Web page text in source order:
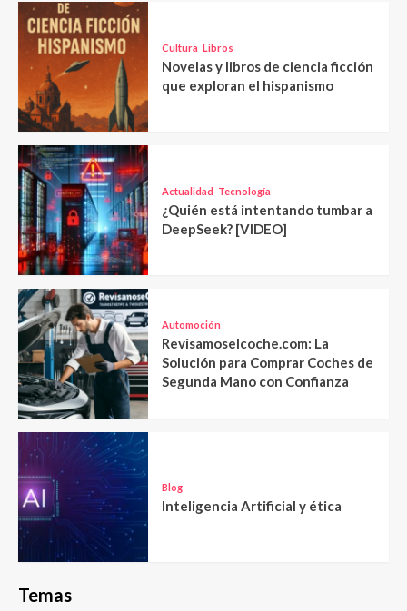
Cultura Libros
Novelas y libros de ciencia ficción
que exploran el hispanismo
Actualidad Tecnología
¿Quién está intentando tumbar a
DeepSeek? [VIDEO]
Automoción
Revisamoselcoche.com: La
Solución para Comprar Coches de
Segunda Mano con Confianza
Blog
Inteligencia Artificial y ética
Temas